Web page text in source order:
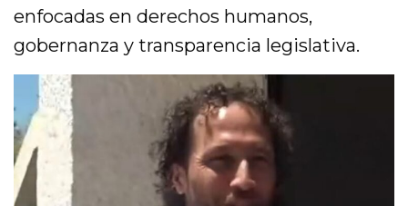
enfocadas en derechos humanos,
gobernanza y transparencia legislativa.